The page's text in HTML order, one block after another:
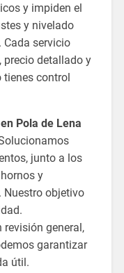
y impiden el
y nivelado
Cada servicio
precio detallado y
tienes control
Pola de Lena
junto a los
y
objetivo
general,
garantizar
útil.